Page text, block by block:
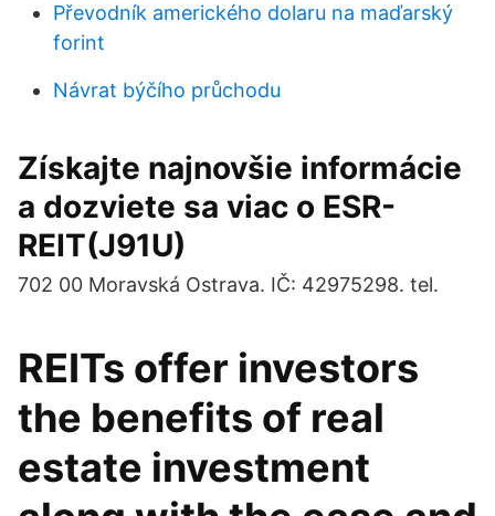
Převodník amerického dolaru na maďarský
forint
Návrat býčího průchodu
Získajte najnovšie informácie
a dozviete sa viac o ESR-
REIT(J91U)
702 00 Moravská Ostrava. IČ: 42975298. tel.
REITs offer investors
the benefits of real
estate investment